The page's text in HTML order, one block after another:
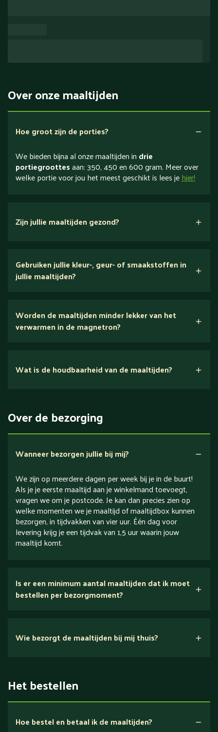
Over onze maaltijden
Hoe groot zijn de porties?
We bieden bijna al onze maaltijden in drie
portiegroottesaan: 350, 450 en 600 gram. Meer over
welke portie voor jou het meest geschikt is lees jehier!
Zijn jullie maaltijden gezond?
voedingsexperts
Verlaagd in koolhydraten
Verlaagd in zout
Gebruiken jullie kleur-, geur- of smaakstoffen in
jullie maaltijden?
Worden de maaltijden minder lekker van het
verwarmen in de magnetron?
Wat is de houdbaarheid van de maaltijden?
Over de bezorging
Wanneer bezorgen jullie bij mij?
We zijn op meerdere dagen per week bij je in de buurt!
Als je je eerste maaltijd aan je winkelmand toevoegt,
vragen we om je postcode. Je kan dan precies zien op
welke momenten we je maaltijd of maaltijdbox kunnen
bezorgen, in tijdvakken van vier uur. Één dag voor
levering krijg je een tijdvak van 1,5 uur waarin jouw
maaltijd komt.
Is er een minimum aantal maaltijden dat ik moet
bestellen per bezorgmoment?
Wie bezorgt de maaltijden bij mij thuis?
Het bestellen
Hoe bestel en betaal ik de maaltijden?